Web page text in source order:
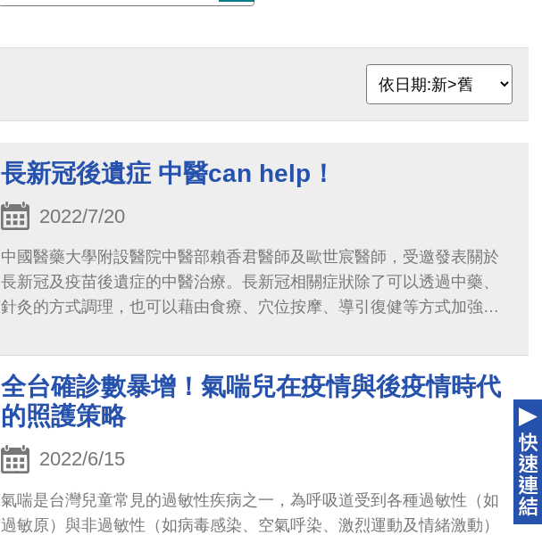
長新冠後遺症 中醫can help！
2022/7/20
中國醫藥大學附設醫院中醫部賴香君醫師及歐世宸醫師，受邀發表關於
長新冠及疫苗後遺症的中醫治療。長新冠相關症狀除了可以透過中藥、
針灸的方式調理，也可以藉由食療、穴位按摩、導引復健等方式加強療
狀，此外，神經精神後遺症也是很常被提及的現象
全台確診數暴增！氣喘兒在疫情與後疫情時代
的照護策略
2022/6/15
氣喘是台灣兒童常見的過敏性疾病之一，為呼吸道受到各種過敏性（如
過敏原）與非過敏性（如病毒感染、空氣呼染、激烈運動及情緒激動）